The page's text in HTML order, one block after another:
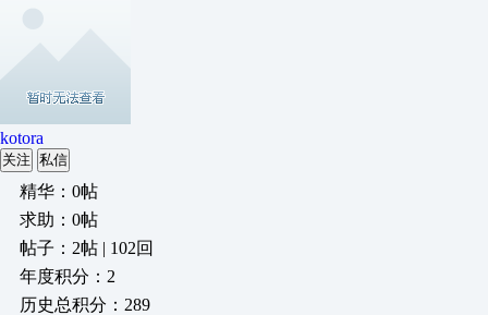
kotora
关注 私信
精华：0帖
求助：0帖
帖子：2帖 | 102回
年度积分：2
历史总积分：289